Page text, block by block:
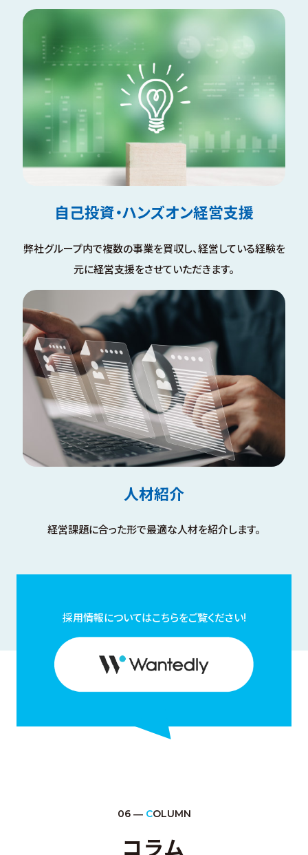
自己投資・ハンズオン経営支援
弊社グループ内で複数の事業を買収し、経営している経験を
元に経営支援をさせていただきます。
人材紹介
経営課題に合った形で最適な人材を紹介します。
採用情報についてはこちらをご覧ください!
06 ― COLUMN
コラム